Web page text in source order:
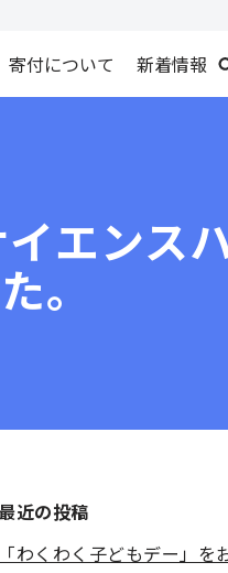
寄付について 新着情報
エンス
。
最近の投稿
「わくわく子どもデー」を